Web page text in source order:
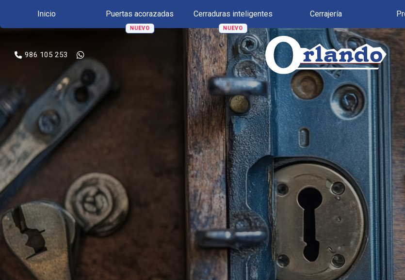
986 105 253
Inicio Puertas acorazadas Cerraduras inteligentes Cerrajería